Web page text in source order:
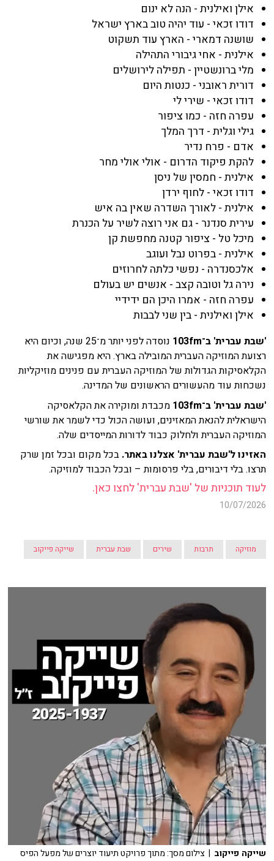
אילן ואילנית - הנה לא ינום
דודו זכאי - עוד יהיה טוב בארץ ישראל
שושנה דמארי - הארץ עוד תשקוט
אילנית - אחי גיבורי התהילה
מלי ברונשטיין - תפילה לירושלים
דורית ראובני - כנטות היום
דודו זכאי - שירי לי
עפרה חזה - כמו ציפור
גילי וגלית - דרך המלך
אדם - פרח נדיר
להקת פיקוד הדרום - אולי אולי מחר
אילנית - חמסין של ניסן
דודו זכאי - לחוף ירדן
אילנית - לאורך השדרה שאין בה איש
עירית סנדנר - גם אני רוצה לשיר על הכנרת
מיכל טל - ציפור קטנה מחפשת קן
אילנית - בפרוט נבל ועוגב
אלכסנדרה - נפשי כלתה לחרוזים
נירה גל וטובה קצב - אנשים יש בעולם
עפרה חזה - אמרו היכן הם ידידיי
אילן ואילנית - בין שני לבבות
'שבת עברית' ב־103fm
נוסדה לפני יותר מ־25 שנה, וכיום היא
רצועת המוזיקה העברית המובילה בארץ. היא מפגישה את
הקלאסיקות הגדולות של המוזיקה העברית עם פנינים מוזיקליות
נשכחות עוד מהעשורים הראשונים של המדינה.
'שבת עברית' ב־103fm
מכבדת ומוקירה את הקלאסיקה
הישראלית להנאת המאזינים, ועושה הכול כדי לשמר את שורשי
המוזיקה העברית ולחלוק כבוד לדורות המייסדים שלה.
האזינו ל'שבת עברית' אצלנו באתר. בכל מקום ובכל זמן שרק
תרצו. בלי דיבורים, בלי פרסומות – ובכל הכבוד למוזיקה.
לעוד תוכניות של 'שבת עברית' לחצו כאן.
10/07/2026
מוזיקה תרבות שירים שבת עברית שייקה פייקוב
שייקה פייקוב | צילום מסך: מתוך פרויקט תיעוד יוצרים של מפעל הפיס